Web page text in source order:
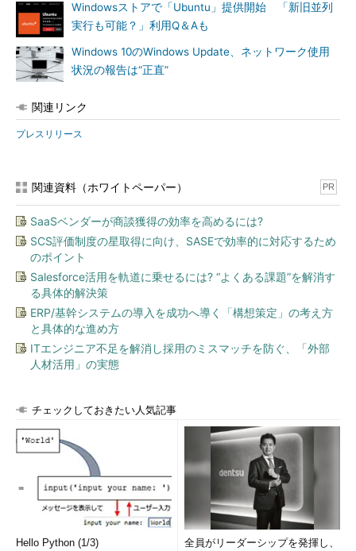
Windowsストアで「Ubuntu」提供開始 「新旧並列
実行も可能？」利用Q＆Aも
Windows 10のWindows Update、ネットワーク使用
状況の報告は“正直”
関連リンク
プレスリリース
関連資料（ホワイトペーパー） PR
SaaSベンダーが商談獲得の効率を高めるには?
SCS評価制度の星取得に向け、SASEで効率的に対応するため
のポイント
Salesforce活用を軌道に乗せるには? “よくある課題”を解消す
る具体的解決策
ERP/基幹システムの導入を成功へ導く「構想策定」の考え方
と具体的な進め方
ITエンジニア不足を解消し採用のミスマッチを防ぐ、「外部
人材活用」の実態
チェックしておきたい人気記事
Hello Python (1/3) 全員がリーダーシップを発揮し、